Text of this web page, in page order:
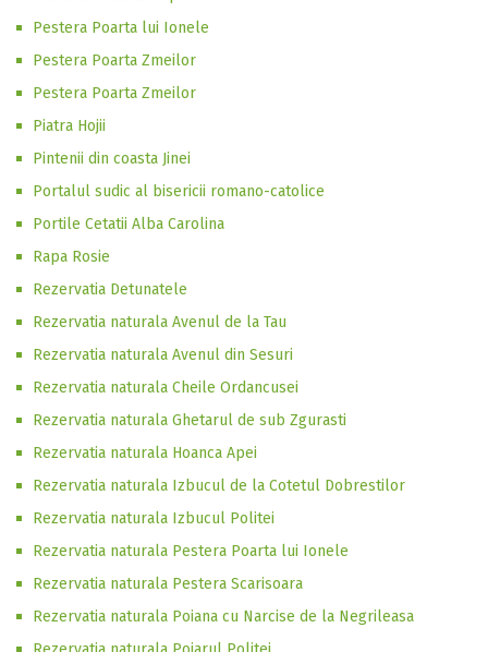
Pestera Poarta lui Ionele
Pestera Poarta Zmeilor
Pestera Poarta Zmeilor
Piatra Hojii
Pintenii din coasta Jinei
Portalul sudic al bisericii romano-catolice
Portile Cetatii Alba Carolina
Rapa Rosie
Rezervatia Detunatele
Rezervatia naturala Avenul de la Tau
Rezervatia naturala Avenul din Sesuri
Rezervatia naturala Cheile Ordancusei
Rezervatia naturala Ghetarul de sub Zgurasti
Rezervatia naturala Hoanca Apei
Rezervatia naturala Izbucul de la Cotetul Dobrestilor
Rezervatia naturala Izbucul Politei
Rezervatia naturala Pestera Poarta lui Ionele
Rezervatia naturala Pestera Scarisoara
Rezervatia naturala Poiana cu Narcise de la Negrileasa